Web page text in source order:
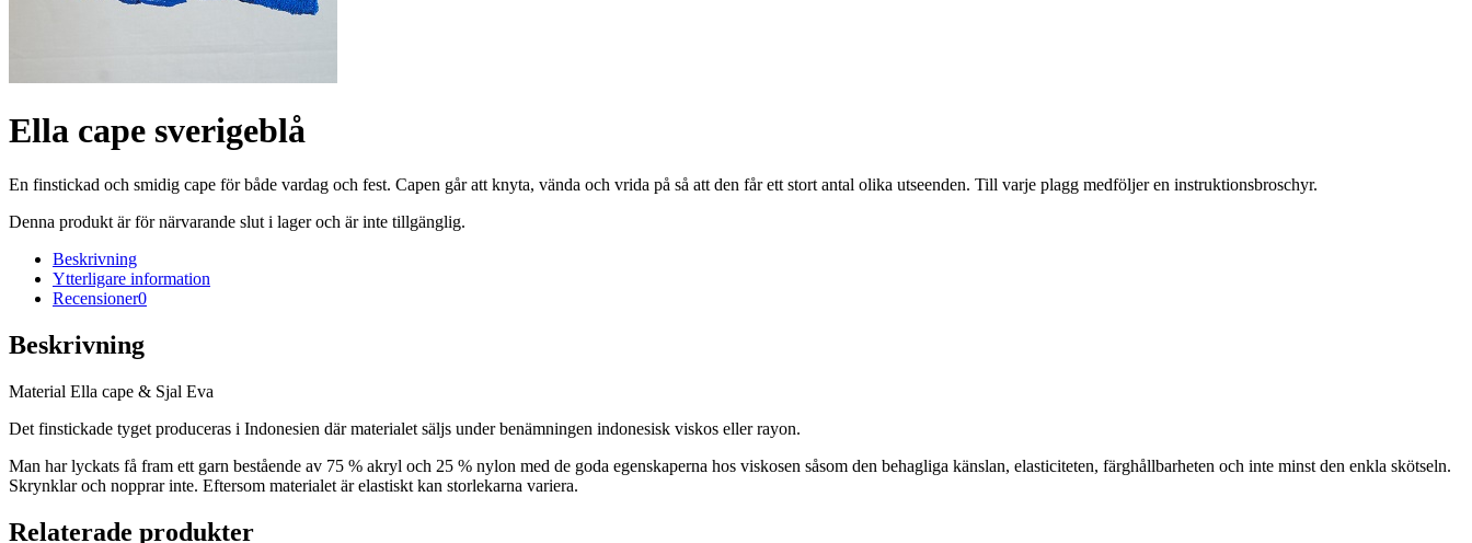
Ella cape sverigeblå
En finstickad och smidig cape för både vardag och fest. Capen går att knyta, vända och vrida på så att den får ett stort antal olika utseenden. Till varje plagg medföljer en instruktionsbroschyr.
Denna produkt är för närvarande slut i lager och är inte tillgänglig.
Beskrivning
Ytterligare information
Recensioner0
Beskrivning
Material Ella cape & Sjal Eva
Det finstickade tyget produceras i Indonesien där materialet säljs under benämningen indonesisk viskos eller rayon.
Man har lyckats få fram ett garn bestående av 75 % akryl och 25 % nylon med de goda egenskaperna hos viskosen såsom den behagliga känslan, elasticiteten, färghållbarheten och inte minst den enkla skötseln.
Skrynklar och nopprar inte. Eftersom materialet är elastiskt kan storlekarna variera.
Relaterade produkter